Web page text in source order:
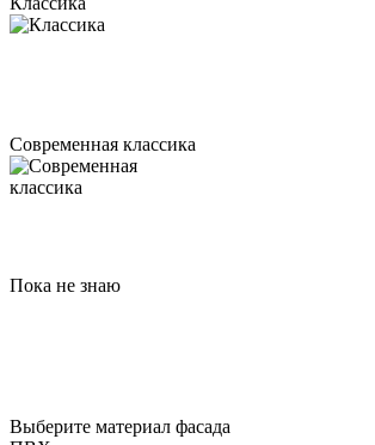
Современная классика
Пока не знаю
Выберите материал фасада